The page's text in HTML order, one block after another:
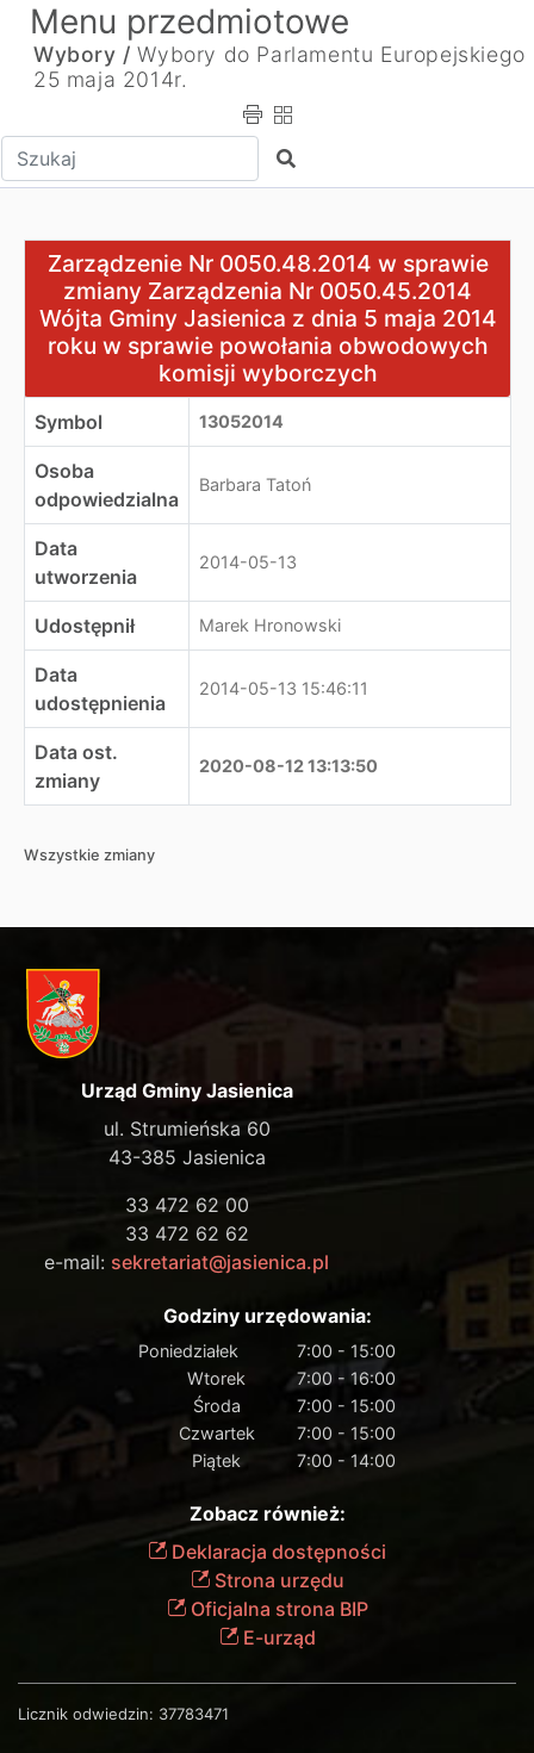
Menu przedmiotowe
Wybory / Wybory do Parlamentu Europejskiego
25 maja 2014r.
Wpisz tekst do wyszukania Szukaj
Zarządzenie Nr 0050.48.2014 w sprawie zmiany
Zarządzenie Nr 0050.48.2014 w sprawie
zmiany Zarządzenia Nr 0050.45.2014
Wójta Gminy Jasienica z dnia 5 maja 2014
roku w sprawie powołania obwodowych
komisji wyborczych
Symbol 13052014
Osoba
odpowiedzialna
Barbara Tatoń
Data
utworzenia
2014-05-13
Udostępnił Marek Hronowski
Data
udostępnienia
2014-05-13 15:46:11
Data ost.
zmiany
2020-08-12 13:13:50
Wszystkie zmiany
Urząd Gminy Jasienica
ul. Strumieńska 60
43-385 Jasienica
33 472 62 00
33 472 62 62
e-mail: sekretariat@jasienica.pl
Godziny urzędowania:
Poniedziałek
7:00 - 15:00
Wtorek
7:00 - 16:00
Środa
7:00 - 15:00
Czwartek
7:00 - 15:00
Piątek
7:00 - 14:00
Zobacz również:
Deklaracja dostępności
Strona urzędu
Oficjalna strona BIP
E-urząd
Licznik odwiedzin: 37783471